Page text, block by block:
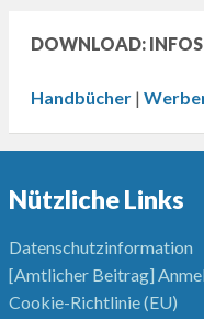
DOWNLOAD:
Handbücher|
Nützliche Links
Datenschutzinformation
[Amtlicher Beitrag]
Cookie-Richtlinie (EU)